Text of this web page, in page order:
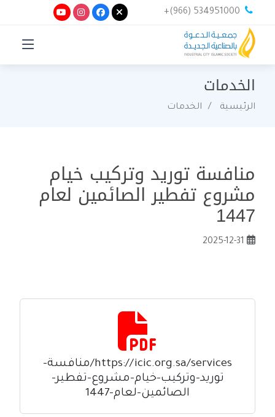
+(966) 534951000
الخدمات
الرئيسية الخدمات
منافسة توريد وتركيب خيام
مشروع تفطير الصائمين لعام
1447
https://icic.org.sa/services/منافسة-
توريد-وتركيب-خيام-مشروع-تفطير-
الصائمين-لعام-1447